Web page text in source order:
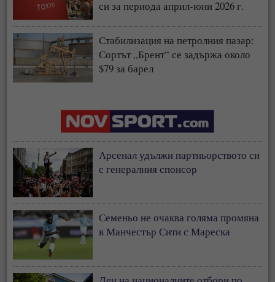
си за периода април-юни 2026 г.
Стабилизация на петролния пазар:
Сортът „Брент“ се задържа около
$79 за барел
Арсенал удължи партньорството си
с генералния спонсор
Семеньо не очаква голяма промяна
в Манчестър Сити с Мареска